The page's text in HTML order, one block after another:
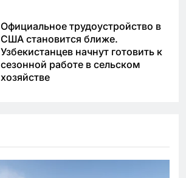
Официальное трудоустройство в
США становится ближе.
Узбекистанцев начнут готовить к
сезонной работе в сельском
хозяйстве